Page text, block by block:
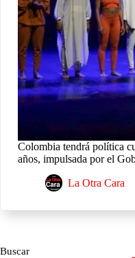
Colombia tendrá política
años, impulsada por el
La Otra Cara
Buscar